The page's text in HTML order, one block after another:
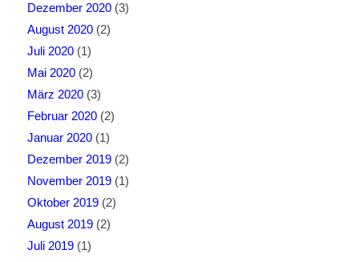
Dezember 2020(3)
August 2020(2)
Juli 2020(1)
Mai 2020(2)
März 2020(3)
Februar 2020(2)
Januar 2020(1)
Dezember 2019(2)
November 2019(1)
Oktober 2019(2)
August 2019(2)
Juli 2019(1)